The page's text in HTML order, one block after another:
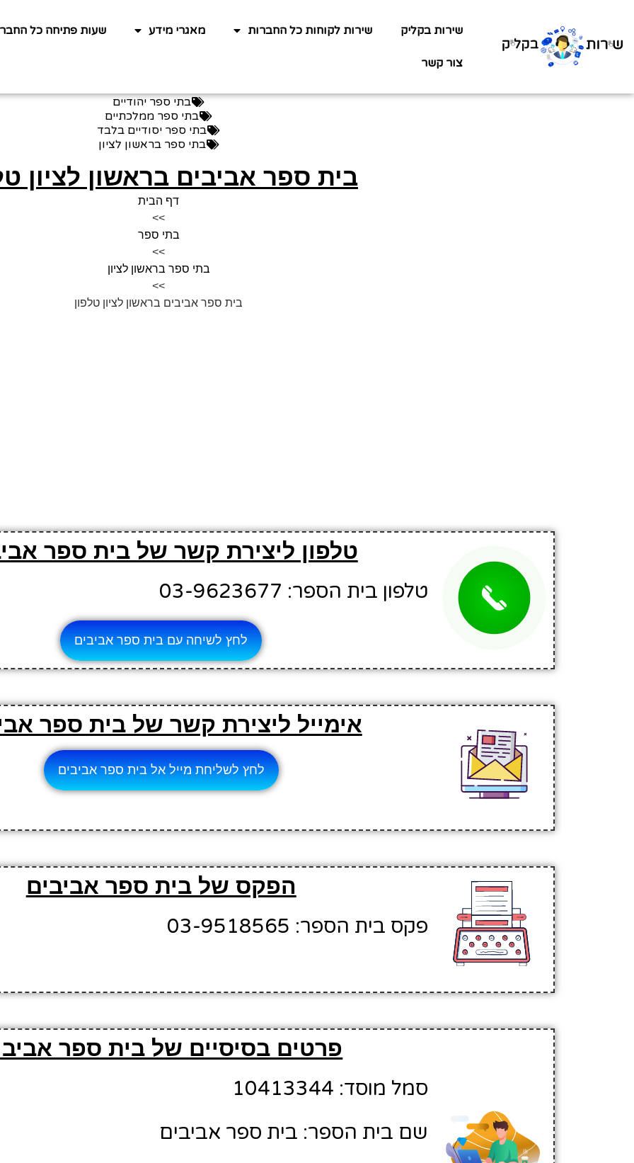
שירות בקליק שירות לקוחות כל החברות מאגרי מידע שעות פתיחה כל
צור קשר
בתי ספר יהודיים
בתי ספר ממלכתיים
בתי ספר יסודיים בלבד
בתי ספר בראשון לציון
בית ספר אביבים בראשון לציון
דף הבית
>>
בתי ספר
>>
בתי ספר בראשון לציון
>>
בית ספר אביבים בראשון לציון טלפון
טלפון ליצירת קשר של בית ספר
טלפון בית הספר: 03-9623677
לחץ לשיחה עם בית ספר אביבים
אימייל ליצירת קשר של בית ספר
לחץ לשליחת מייל אל בית ספר אביבים
הפקס של בית ספר אביבים
פקס בית הספר: 03-9518565
פרטים בסיסיים של בית ספר
סמל מוסד: 10413344
שם בית הספר: בית ספר אביבים